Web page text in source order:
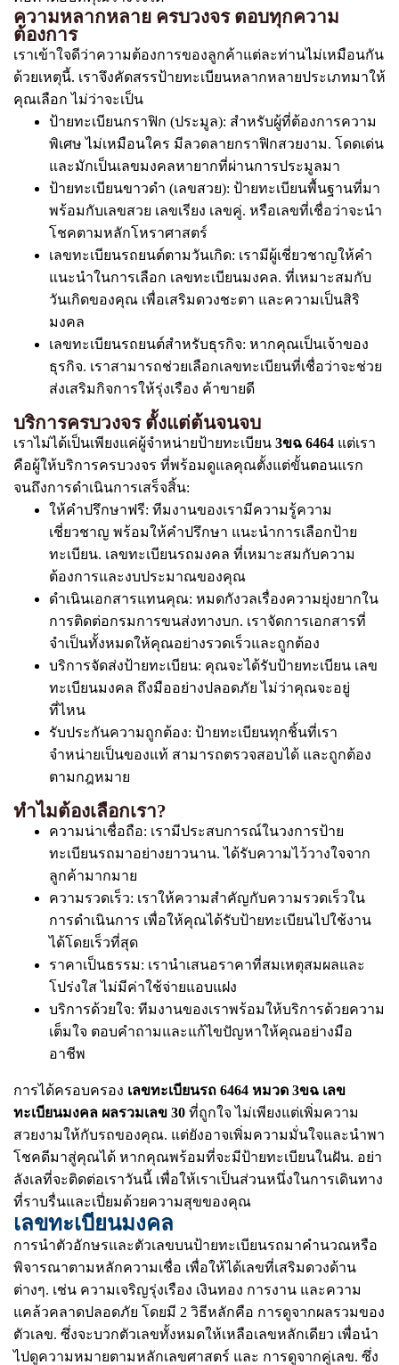
ความหลากหลาย ครบวงจร ตอบทุกความ
ต้องการ
เราเข้าใจดีว่าความต้องการของลูกค้าแต่ละท่านไม่เหมือนกัน
ด้วยเหตุนี้. เราจึงคัดสรรป้ายทะเบียนหลากหลายประเภทมาให้
คุณเลือก ไม่ว่าจะเป็น
ป้ายทะเบียนกราฟิก (ประมูล): สำหรับผู้ที่ต้องการความ
พิเศษ ไม่เหมือนใคร มีลวดลายกราฟิกสวยงาม. โดดเด่น
และมักเป็นเลขมงคลหายากที่ผ่านการประมูลมา
ป้ายทะเบียนขาวดำ (เลขสวย): ป้ายทะเบียนพื้นฐานที่มา
พร้อมกับเลขสวย เลขเรียง เลขคู่. หรือเลขที่เชื่อว่าจะนำ
โชคตามหลักโหราศาสตร์
เลขทะเบียนรถยนต์ตามวันเกิด: เรามีผู้เชี่ยวชาญให้คำ
แนะนำในการเลือก เลขทะเบียนมงคล. ที่เหมาะสมกับ
วันเกิดของคุณ เพื่อเสริมดวงชะตา และความเป็นสิริ
มงคล
เลขทะเบียนรถยนต์สำหรับธุรกิจ: หากคุณเป็นเจ้าของ
ธุรกิจ. เราสามารถช่วยเลือกเลขทะเบียนที่เชื่อว่าจะช่วย
ส่งเสริมกิจการให้รุ่งเรือง ค้าขายดี
บริการครบวงจร ตั้งแต่ต้นจนจบ
เราไม่ได้เป็นเพียงแค่ผู้จำหน่ายป้ายทะเบียน 3ขฉ 6464 แต่เรา
คือผู้ให้บริการครบวงจร ที่พร้อมดูแลคุณตั้งแต่ขั้นตอนแรก
จนถึงการดำเนินการเสร็จสิ้น:
ให้คำปรึกษาฟรี: ทีมงานของเรามีความรู้ความ
เชี่ยวชาญ พร้อมให้คำปรึกษา แนะนำการเลือกป้าย
ทะเบียน. เลขทะเบียนรถมงคล ที่เหมาะสมกับความ
ต้องการและงบประมาณของคุณ
ดำเนินเอกสารแทนคุณ: หมดกังวลเรื่องความยุ่งยากใน
การติดต่อกรมการขนส่งทางบก. เราจัดการเอกสารที่
จำเป็นทั้งหมดให้คุณอย่างรวดเร็วและถูกต้อง
บริการจัดส่งป้ายทะเบียน: คุณจะได้รับป้ายทะเบียน เลข
ทะเบียนมงคล ถึงมืออย่างปลอดภัย ไม่ว่าคุณจะอยู่
ที่ไหน
รับประกันความถูกต้อง: ป้ายทะเบียนทุกชิ้นที่เรา
จำหน่ายเป็นของแท้ สามารถตรวจสอบได้ และถูกต้อง
ตามกฎหมาย
ทำไมต้องเลือกเรา?
ความน่าเชื่อถือ: เรามีประสบการณ์ในวงการป้าย
ทะเบียนรถมาอย่างยาวนาน. ได้รับความไว้วางใจจาก
ลูกค้ามากมาย
ความรวดเร็ว: เราให้ความสำคัญกับความรวดเร็วใน
การดำเนินการ เพื่อให้คุณได้รับป้ายทะเบียนไปใช้งาน
ได้โดยเร็วที่สุด
ราคาเป็นธรรม: เรานำเสนอราคาที่สมเหตุสมผลและ
โปร่งใส ไม่มีค่าใช้จ่ายแอบแฝง
บริการด้วยใจ: ทีมงานของเราพร้อมให้บริการด้วยความ
เต็มใจ ตอบคำถามและแก้ไขปัญหาให้คุณอย่างมือ
อาชีพ
การได้ครอบครอง เลขทะเบียนรถ 6464 หมวด 3ขฉ เลข
ทะเบียนมงคล ผลรวมเลข 30 ที่ถูกใจ ไม่เพียงแต่เพิ่มความ
สวยงามให้กับรถของคุณ. แต่ยังอาจเพิ่มความมั่นใจและนำพา
โชคดีมาสู่คุณได้ หากคุณพร้อมที่จะมีป้ายทะเบียนในฝัน. อย่า
ลังเลที่จะติดต่อเราวันนี้ เพื่อให้เราเป็นส่วนหนึ่งในการเดินทาง
ที่ราบรื่นและเปี่ยมด้วยความสุขของคุณ
เลขทะเบียนมงคล
การนำตัวอักษรและตัวเลขบนป้ายทะเบียนรถมาคำนวณหรือ
พิจารณาตามหลักความเชื่อ เพื่อให้ได้เลขที่เสริมดวงด้าน
ต่างๆ. เช่น ความเจริญรุ่งเรือง เงินทอง การงาน และความ
แคล้วคลาดปลอดภัย โดยมี 2 วิธีหลักคือ การดูจากผลรวมของ
ตัวเลข. ซึ่งจะบวกตัวเลขทั้งหมดให้เหลือเลขหลักเดียว เพื่อนำ
ไปดูความหมายตามหลักเลขศาสตร์ และ การดูจากคู่เลข. ซึ่ง